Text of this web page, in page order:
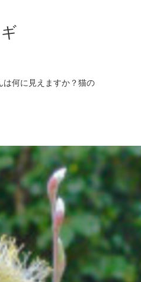
何に見えますか？猫の